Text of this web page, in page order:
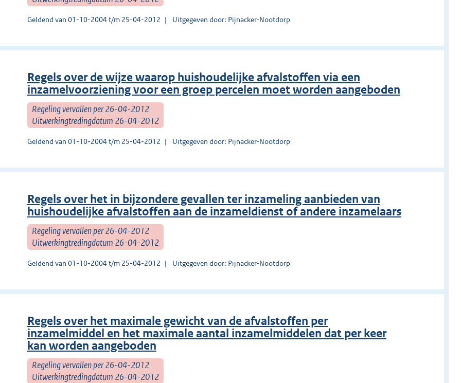
Geldend van 01-10-2004 t/m 25-04-2012 Uitgegeven door: Pijnacker-Nootdorp
Regels over de wijze waarop huishoudelijke afvalstoffen via een
inzamelvoorziening voor een groep percelen moet worden aangeboden
Regeling vervallen per 26-04-2012
Uitwerkingtredingdatum 26-04-2012
Geldend van 01-10-2004 t/m 25-04-2012 Uitgegeven door: Pijnacker-Nootdorp
Regels over het in bijzondere gevallen ter inzameling aanbieden van
huishoudelijke afvalstoffen aan de inzameldienst of andere inzamelaars
Regeling vervallen per 26-04-2012
Uitwerkingtredingdatum 26-04-2012
Geldend van 01-10-2004 t/m 25-04-2012 Uitgegeven door: Pijnacker-Nootdorp
Regels over het maximale gewicht van de afvalstoffen per
inzamelmiddel en het maximale aantal inzamelmiddelen dat per keer
kan worden aangeboden
Regeling vervallen per 26-04-2012
Uitwerkingtredingdatum 26-04-2012